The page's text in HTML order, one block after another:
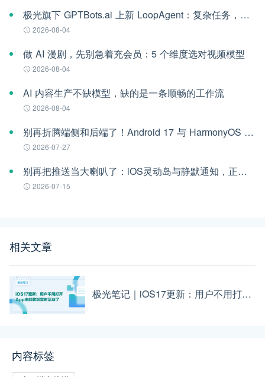
极光旗下 GPTBots.ai 上新 LoopAgent：复杂任务，交给 AI 一口气跑完
2026-08-04
做 AI 漫剧，先别急着充会员：5 个维度选对视频模型
2026-08-04
AI 内容生产不缺模型，缺的是一条顺畅的工作流
2026-08-04
别再折腾端侧和后端了！Android 17 与 HarmonyOS 6 时代的跨平台推送指南
2026-07-27
别再把推送当大喇叭了：iOS灵动岛与静默通知，正在重构App的留存法则
2026-07-15
相关文章
极光笔记｜iOS17更新：用户不用打开App也能收到实时活动了
内容标签